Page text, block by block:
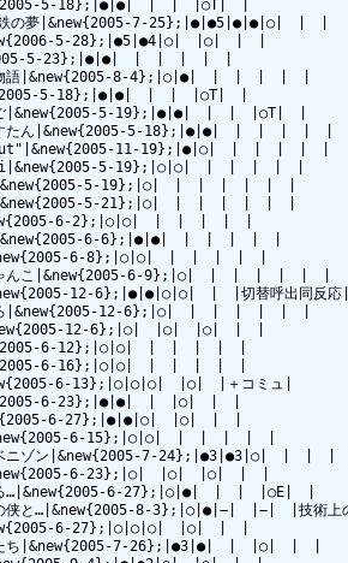
5-18};|●|●|　|　|　|○T|　|
鉄の夢|&new{2005-7-25};|●|●5|●|●|○|　|　|
5-28};|●5|●4|○|　|○|　|　|
5-23};|●|●|　|　|　|　|　|
物語|&new{2005-8-4};|○|●|　|　|　|　|　|
5-18};|●|●|　|　|　|○T|　|
ご|&new{2005-5-19};|●|●|　|　|　|○T|　|
すたん|&new{2005-5-18};|●|●|　|　|　|　|　|
11-19};|●|○|　|　|　|　|　|
5-19};|○|○|　|　|　|　|　|
|&new{2005-5-19};|○|　|　|　|　|　|　|
|&new{2005-5-21};|○|　|　|　|　|　|　|
6-2};|○|○|　|　|　|　|　|
|&new{2005-6-6};|●|●|　|　|　|　|　|
6-8};|○|○|　|　|　|　|　|
んこ|&new{2005-6-9};|○|　|　|　|　|　|　|
12-6};|●|●|○|○|　|　|切替呼出同反応|
ろ|&new{2005-12-6};|○|　|　|　|　|　|　|
12-6};|○|　|○|　|○|　|　|
6-12};|○|○|　|　|　|　|　|
6-16};|○|○|　|　|　|　|　|
6-13};|○|○|○|　|○|　|＋コミュ|
6-23};|●|●|　|　|○|　|　|
6-27};|●|●|○|　|○|　|　|
6-15};|○|○|　|　|　|　|　|
ニゾン|&new{2005-7-24};|●3|●3|○|　|　|　|　
6-23};|○|　|○|　|○|　|　|
る…|&new{2005-6-27};|○|●|　|　|　|○E|　|
侠と…|&new{2005-8-3};|○|●|−|　|−|　|技術上の
6-27};|○|○|○|　|○|　|　|
たち|&new{2005-7-26};|●3|●|　|　|○|　|　|